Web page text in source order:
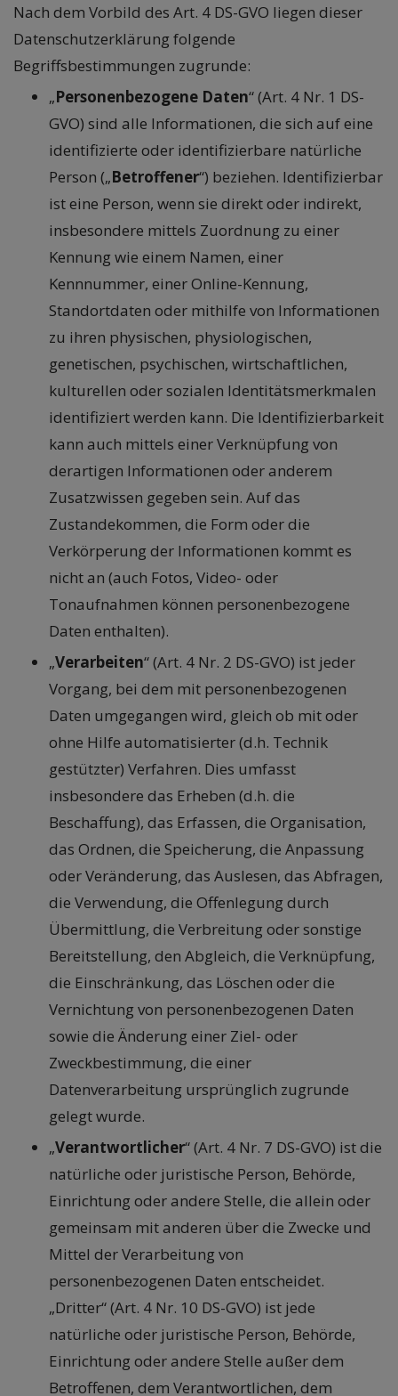
Nach dem Vorbild des Art. 4 DS-GVO liegen dieser
Datenschutzerklärung folgende
Begriffsbestimmungen zugrunde:
„Personenbezogene Daten“ (Art. 4 Nr. 1 DS-
GVO) sind alle Informationen, die sich auf eine
identifizierte oder identifizierbare natürliche
Person („Betroffener“) beziehen. Identifizierbar
ist eine Person, wenn sie direkt oder indirekt,
insbesondere mittels Zuordnung zu einer
Kennung wie einem Namen, einer
Kennnummer, einer Online-Kennung,
Standortdaten oder mithilfe von Informationen
zu ihren physischen, physiologischen,
genetischen, psychischen, wirtschaftlichen,
kulturellen oder sozialen Identitätsmerkmalen
identifiziert werden kann. Die Identifizierbarkeit
kann auch mittels einer Verknüpfung von
derartigen Informationen oder anderem
Zusatzwissen gegeben sein. Auf das
Zustandekommen, die Form oder die
Verkörperung der Informationen kommt es
nicht an (auch Fotos, Video- oder
Tonaufnahmen können personenbezogene
Daten enthalten).
„Verarbeiten“ (Art. 4 Nr. 2 DS-GVO) ist jeder
Vorgang, bei dem mit personenbezogenen
Daten umgegangen wird, gleich ob mit oder
ohne Hilfe automatisierter (d.h. Technik
gestützter) Verfahren. Dies umfasst
insbesondere das Erheben (d.h. die
Beschaffung), das Erfassen, die Organisation,
das Ordnen, die Speicherung, die Anpassung
oder Veränderung, das Auslesen, das Abfragen,
die Verwendung, die Offenlegung durch
Übermittlung, die Verbreitung oder sonstige
Bereitstellung, den Abgleich, die Verknüpfung,
die Einschränkung, das Löschen oder die
Vernichtung von personenbezogenen Daten
sowie die Änderung einer Ziel- oder
Zweckbestimmung, die einer
Datenverarbeitung ursprünglich zugrunde
gelegt wurde.
„Verantwortlicher“ (Art. 4 Nr. 7 DS-GVO) ist die
natürliche oder juristische Person, Behörde,
Einrichtung oder andere Stelle, die allein oder
gemeinsam mit anderen über die Zwecke und
Mittel der Verarbeitung von
personenbezogenen Daten entscheidet.
„Dritter“ (Art. 4 Nr. 10 DS-GVO) ist jede
natürliche oder juristische Person, Behörde,
Einrichtung oder andere Stelle außer dem
Betroffenen, dem Verantwortlichen, dem